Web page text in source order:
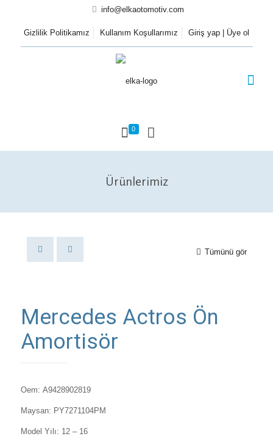
info@elkaotomotiv.com
Gizlilik Politikamız Kullanım Koşullarımız Giriş yap | Üye ol
0
Ürünlerimiz
Tümünü gör
Mercedes Actros Ön
Amortisör
Oem: A9428902819
Maysan: PY7271104PM
Model Yılı: 12 – 16